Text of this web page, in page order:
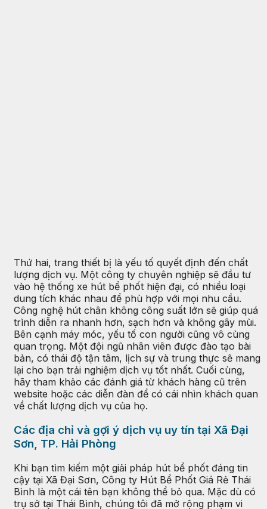
Thứ hai, trang thiết bị là yếu tố quyết định đến chất
lượng dịch vụ. Một công ty chuyên nghiệp sẽ đầu tư
vào hệ thống xe hút bể phốt hiện đại, có nhiều loại
dung tích khác nhau để phù hợp với mọi nhu cầu.
Công nghệ hút chân không công suất lớn sẽ giúp quá
trình diễn ra nhanh hơn, sạch hơn và không gây mùi.
Bên cạnh máy móc, yếu tố con người cũng vô cùng
quan trọng. Một đội ngũ nhân viên được đào tạo bài
bản, có thái độ tận tâm, lịch sự và trung thực sẽ mang
lại cho bạn trải nghiệm dịch vụ tốt nhất. Cuối cùng,
hãy tham khảo các đánh giá từ khách hàng cũ trên
website hoặc các diễn đàn để có cái nhìn khách quan
về chất lượng dịch vụ của họ.
Các địa chỉ và gợi ý dịch vụ uy tín tại Xã Đại
Sơn, TP. Hải Phòng
Khi bạn tìm kiếm một giải pháp hút bể phốt đáng tin
cậy tại Xã Đại Sơn, Công ty Hút Bể Phốt Giá Rẻ Thái
Bình là một cái tên bạn không thể bỏ qua. Mặc dù có
trụ sở tại Thái Bình, chúng tôi đã mở rộng phạm vi